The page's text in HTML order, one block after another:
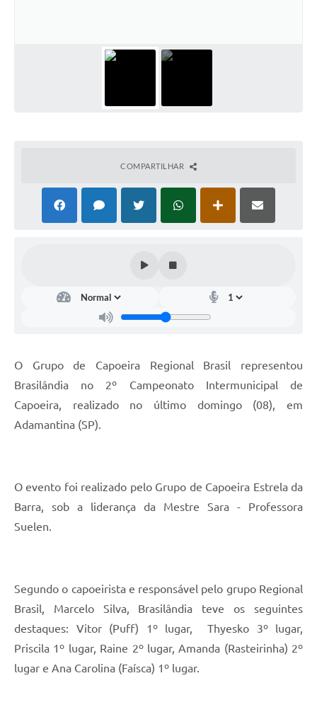
COMPARTILHAR
O Grupo de Capoeira Regional Brasil representou
Brasilândia no 2º Campeonato Intermunicipal de
Capoeira, realizado no último domingo (08), em
Adamantina (SP).
O evento foi realizado pelo Grupo de Capoeira Estrela da
Barra, sob a liderança da Mestre Sara - Professora
Suelen.
Segundo o capoeirista e responsável pelo grupo Regional
Brasil, Marcelo Silva, Brasilândia teve os seguintes
destaques: Vitor (Puff) 1º lugar,
Thyesko 3º lugar,
Priscila 1º lugar, Raine 2º lugar, Amanda (Rasteirinha) 2º
lugar e Ana Carolina (Faísca) 1º lugar.